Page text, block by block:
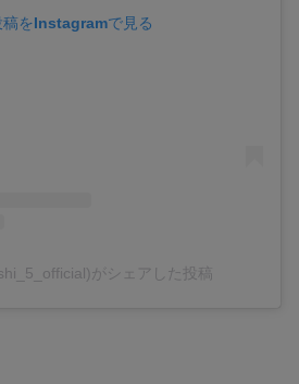
稿をInstagramで見る
がシェアした投稿